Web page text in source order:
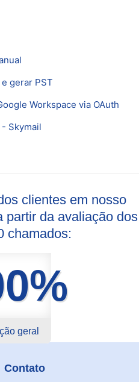
gerar PST
Workspace via OAuth
Skymail
clientes em nosso
partir da avaliação dos
chamados:
geral
Contato